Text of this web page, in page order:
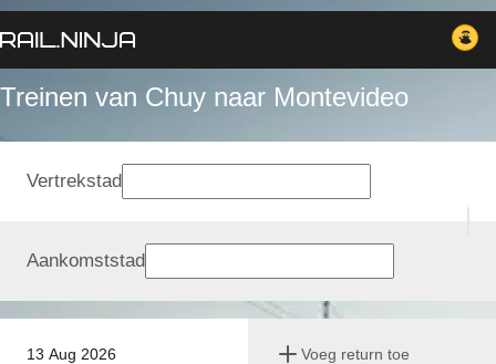
Treinen van Chuy naar Montevideo
13 Aug 2026 Voeg return toe
Vertrekstad
Aankomststad